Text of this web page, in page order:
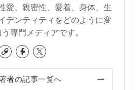
愛、親密性、愛着、身体、生
デンティティをどのように変
専門メディアです。
者の記事一覧へ